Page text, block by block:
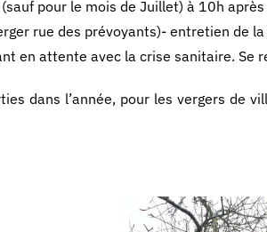
(sauf pour le mois de Juillet) à 10h
rue des prévoyants)- entretien de
en attente avec la crise sanitaire. Se
dans l’année, pour les vergers de